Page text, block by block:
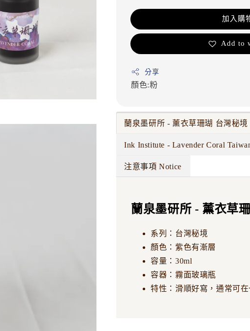
加入購
Add to
分享
顏色:粉
蘭泉墨研所 - 薰衣草珊瑚 台灣秘境
Ink Institute - Lavender Coral
注意事項 Notice
蘭泉墨研所 - 薰衣草
系列：台灣秘境
顏色：紫色有漸層
容量：30ml
容器：霧面玻璃瓶
特性：滑順好寫，通常可